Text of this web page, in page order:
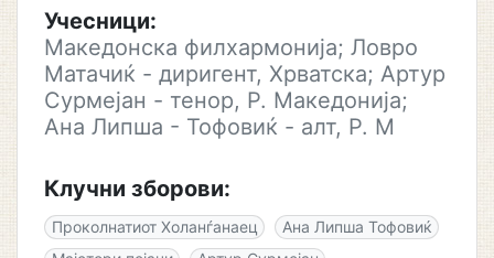
Учесници:
Македонска филхармонија; Ловро
Матачиќ - диригент, Хрватска; Артур
Сурмејан - тенор, Р. Македонија;
Ана Липша - Тофовиќ - алт, Р. М
Клучни зборови:
Проколнатиот Холанѓанаец
Ана Липша Тофовиќ